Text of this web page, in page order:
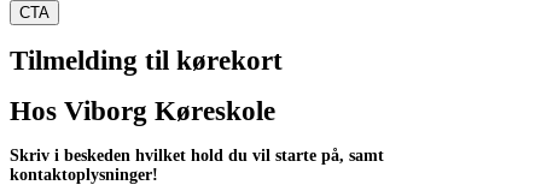
CTA
Tilmelding til kørekort
Hos Viborg Køreskole
Skriv i beskeden hvilket hold du vil starte på, samt
kontaktoplysninger!